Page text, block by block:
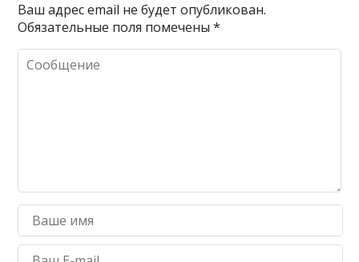
Ваш адрес email не будет опубликован.
Обязательные поля помечены*